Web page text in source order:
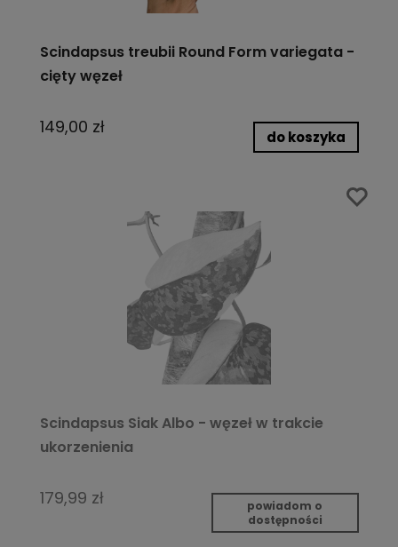
Scindapsus treubii Round Form variegata -
cięty węzeł
149,00 zł do koszyka
Scindapsus Siak Albo - węzeł w trakcie
ukorzenienia
179,99 zł
powiadom o
dostępności